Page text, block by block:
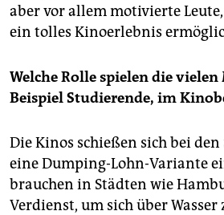
aber vor allem motivierte
ein tolles Kinoerlebnis
Welche Rolle spielen die
Beispiel Studierende, im
Die Kinos schießen sich bei
eine Dumping-Lohn-Variante
brauchen in Städten wie
Verdienst, um sich über Wasser